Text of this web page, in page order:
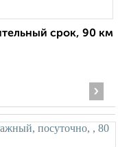
срок, 90 км
›